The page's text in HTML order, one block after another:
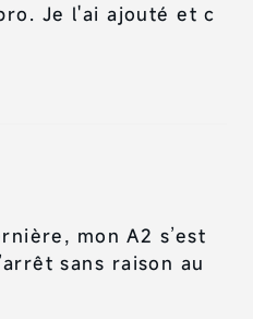
Je l'ai ajouté et c
mon A2 s’est
sans raison au